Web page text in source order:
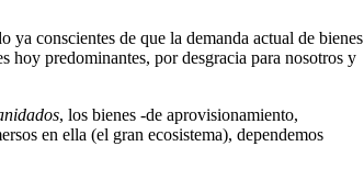
conscientes de que la demanda actual de bienes
hoy predominantes, por desgracia para nosotros y
, los bienes -de aprovisionamiento,
en ella (el gran ecosistema), dependemos